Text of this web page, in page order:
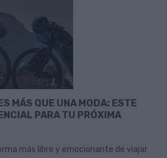
MÁS QUE UNA MODA: ESTE
PARA TU PRÓXIMA
más libre y emocionante de viajar